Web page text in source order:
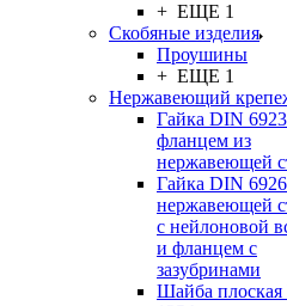
+ ЕЩЕ 1
Скобяные изделия
Проушины
+ ЕЩЕ 1
Нержавеющий
Гайка DIN
фланцем из
нержавеющей
Гайка DIN
нержавеющей
с нейлоновой
и фланцем с
зазубринами
Шайба